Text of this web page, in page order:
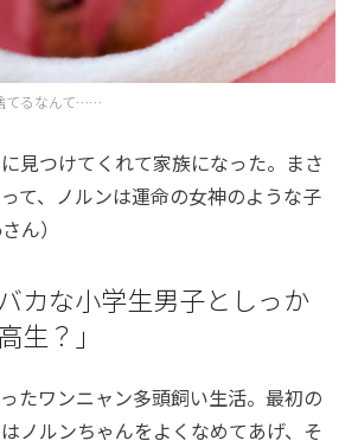
てるなんて……
に見つけてくれて家族になった。まさ
て、ノルンは運命の女神のような子
ん）
カな小学生男子としっか
生？」
たワンニャン多頭飼い生活。最初の
ノルンちゃんをよくなめてあげ、そ